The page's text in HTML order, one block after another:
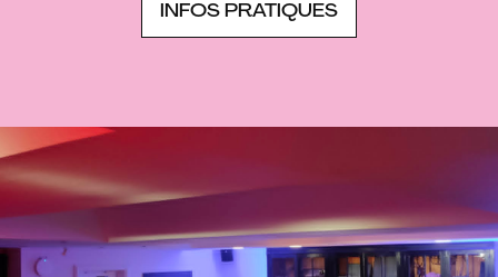
L
e
P
INFOS PRATIQUES